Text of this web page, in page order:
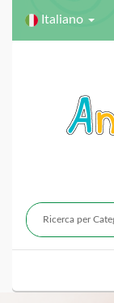
Italiano